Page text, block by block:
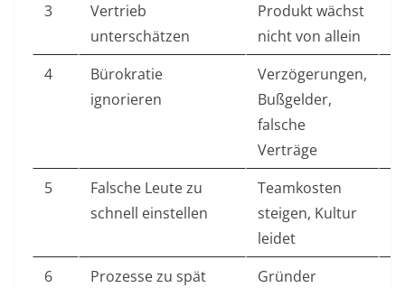
3
Vertrieb
unterschätzen
Produkt wächst
nicht von allein
4
Bürokratie
ignorieren
Verzögerungen,
Bußgelder,
falsche
Verträge
5
Falsche Leute zu
schnell einstellen
Teamkosten
steigen, Kultur
leidet
6
Prozesse zu spät
Gründer